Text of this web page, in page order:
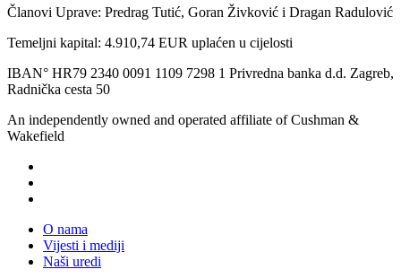
Članovi Uprave: Predrag Tutić, Goran Živković i Dragan Radulović
Temeljni kapital: 4.910,74 EUR uplaćen u cijelosti
IBAN° HR79 2340 0091 1109 7298 1 Privredna banka d.d. Zagreb,
Radnička cesta 50
An independently owned and operated affiliate of Cushman &
Wakefield
O nama
Vijesti i mediji
Naši uredi